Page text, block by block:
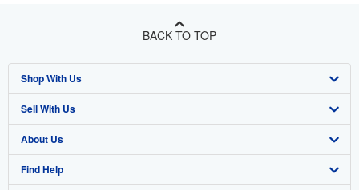
BACK TO TOP
Shop With Us
Advanced Search
Browse Collections
My Account
Sell With Us
Start Selling
Join Our Affiliate Program
About Us
About AbeBooks
Find Help